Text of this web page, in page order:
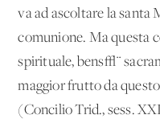
va ad ascoltare la santa
comunione. Ma questa
spirituale, bens√¨
maggior frutto da
(Concilio Trid., sess.